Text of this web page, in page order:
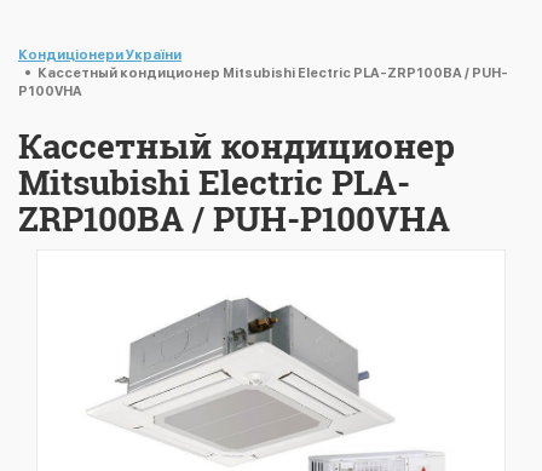
Кондиціонери України
Кассетный кондиционер Mitsubishi Electric PLA-ZRP100BA / PUH-
P100VHA
Кассетный кондиционер
Mitsubishi Electric PLA-
ZRP100BA / PUH-P100VHA